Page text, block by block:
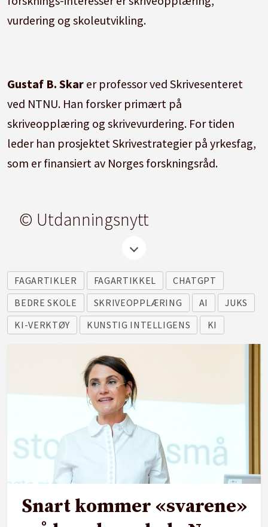
vurdering og skoleutvikling.
Gustaf B. Skar er professor ved Skrivesenteret
ved NTNU. Han forsker primært på
skriveopplæring og skrivevurdering. For tiden
leder han prosjektet Skrivestrategier på yrkesfag,
som er finansiert av Norges forskningsråd.
© Utdanningsnytt
FAGARTIKLER FAGARTIKKEL
CHATGPT
BEDRE SKOLE
SKRIVEOPPLÆRING AI
JUKS
KI-VERKTØY
KUNSTIG INTELLIGENS KI
Snart kommer «svarene»